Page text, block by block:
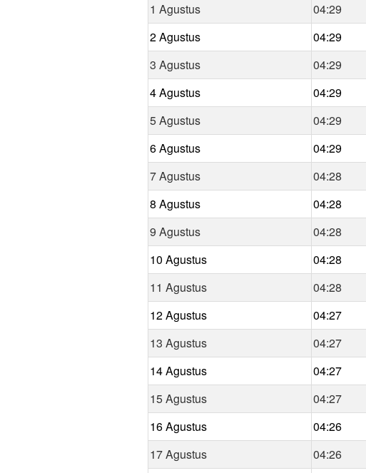
1 Agustus
04:29
2 Agustus
04:29
3 Agustus
04:29
4 Agustus
04:29
5 Agustus
04:29
6 Agustus
04:29
7 Agustus
04:28
8 Agustus
04:28
9 Agustus
04:28
10 Agustus
04:28
11 Agustus
04:28
12 Agustus
04:27
13 Agustus
04:27
14 Agustus
04:27
15 Agustus
04:27
16 Agustus
04:26
17 Agustus
04:26